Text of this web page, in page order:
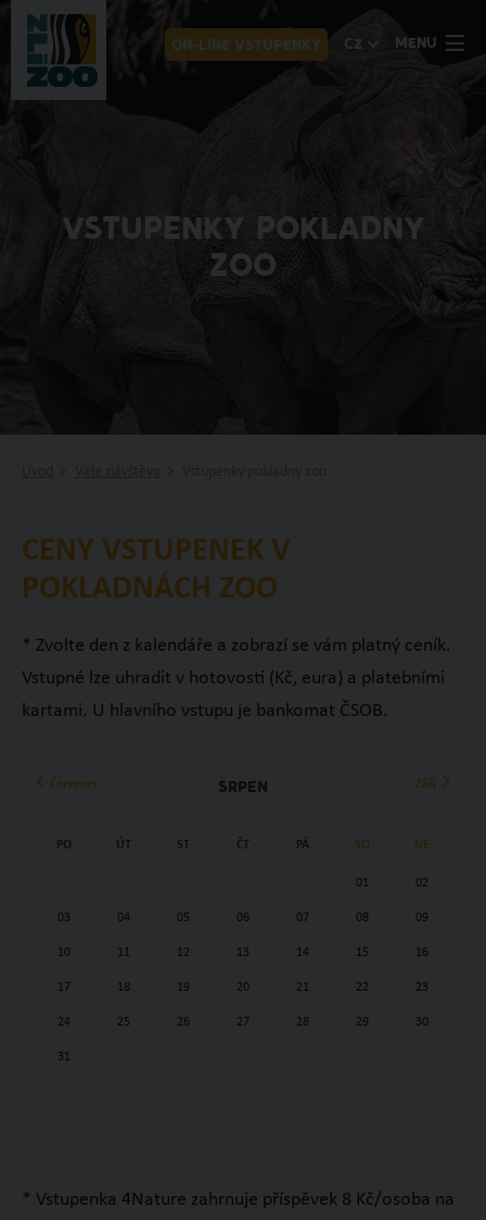
ON-LINE VSTUPENKY CZ MENU
VSTUPENKY POKLADNY
ZOO
CENY VSTUPENEK V
POKLADNÁCH ZOO
* Zvolte den z kalendáře a zobrazí se vám platný ceník.
Vstupné lze uhradit v hotovosti (Kč, eura) a platebními
kartami. U hlavního vstupu je bankomat ČSOB.
Červenec Srpen Září
PO ÚT ST ČT PÁ SO NE
01 02
03 04 05 06 07 08 09
10 11 12 13 14 15 16
17 18 19 20 21 22 23
24 25 26 27 28 29 30
31
* Vstupenka 4Nature zahrnuje příspěvek 8 Kč/osoba na